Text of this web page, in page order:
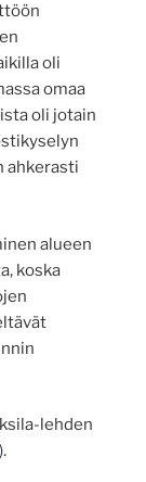
oli
omaa
oli jotain
ahkerasti
alueen
koska
lehden
).